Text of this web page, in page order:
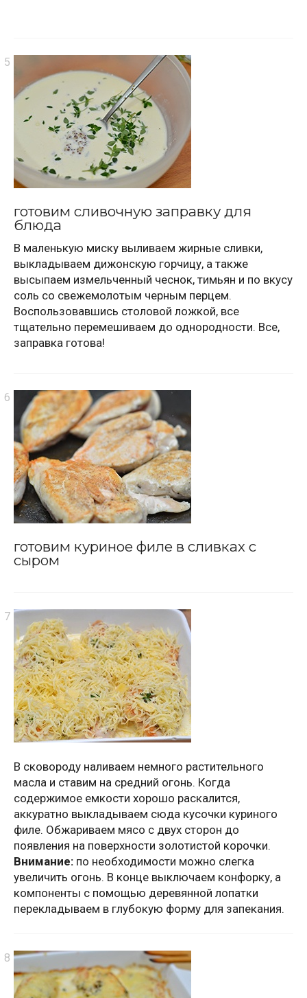
готовим сливочную заправку для
блюда
В маленькую миску выливаем жирные сливки,
выкладываем дижонскую горчицу, а также
высыпаем измельченный чеснок, тимьян и по вкусу
соль со свежемолотым черным перцем.
Воспользовавшись столовой ложкой, все
тщательно перемешиваем до однородности. Все,
заправка готова!
готовим куриное филе в сливках с
сыром
В сковороду наливаем немного растительного
масла и ставим на средний огонь. Когда
содержимое емкости хорошо раскалится,
аккуратно выкладываем сюда кусочки куриного
филе. Обжариваем мясо с двух сторон до
появления на поверхности золотистой корочки.
Внимание: по необходимости можно слегка
увеличить огонь. В конце выключаем конфорку, а
компоненты с помощью деревянной лопатки
перекладываем в глубокую форму для запекания.